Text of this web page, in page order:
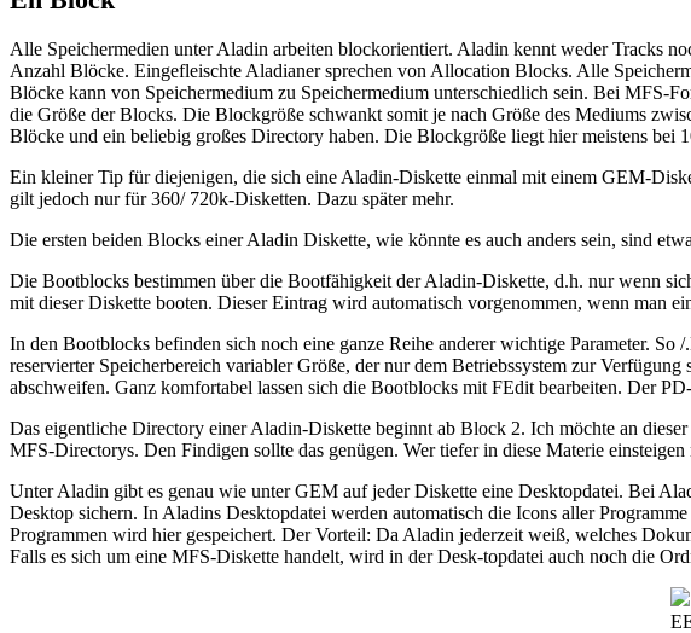
Alle Speichermedien unter Aladin arbeiten blockorientiert. Aladin kennt weder Tracks
Anzahl Blöcke. Eingefleischte Aladianer sprechen von Allocation Blocks. Alle
Blöcke kann von Speichermedium zu Speichermedium unterschiedlich sein. Bei MFS-
die Größe der Blocks. Die Blockgröße schwankt somit je nach Größe des Mediums
Blöcke und ein beliebig großes Directory haben. Die Blockgröße liegt hier meistens bei
Ein kleiner Tip für diejenigen, die sich eine Aladin-Diskette einmal mit einem GEM-
gilt jedoch nur für 360/ 720k-Disketten. Dazu später mehr.
Die ersten beiden Blocks einer Aladin Diskette, wie könnte es auch anders sein, sind
Die Bootblocks bestimmen über die Bootfähigkeit der Aladin-Diskette, d.h. nur wenn
mit dieser Diskette booten. Dieser Eintrag wird automatisch vorgenommen, wenn man
In den Bootblocks befinden sich noch eine ganze Reihe anderer wichtige Parameter.
reservierter Speicherbereich variabler Größe, der nur dem Betriebssystem zur
abschweifen. Ganz komfortabel lassen sich die Bootblocks mit FEdit bearbeiten. Der
Das eigentliche Directory einer Aladin-Diskette beginnt ab Block 2. Ich möchte an
MFS-Directorys. Den Findigen sollte das genügen. Wer tiefer in diese Materie
Unter Aladin gibt es genau wie unter GEM auf jeder Diskette eine Desktopdatei. Bei
Desktop sichern. In Aladins Desktopdatei werden automatisch die Icons aller
Programmen wird hier gespeichert. Der Vorteil: Da Aladin jederzeit weiß, welches
Falls es sich um eine MFS-Diskette handelt, wird in der Desk-topdatei auch noch die